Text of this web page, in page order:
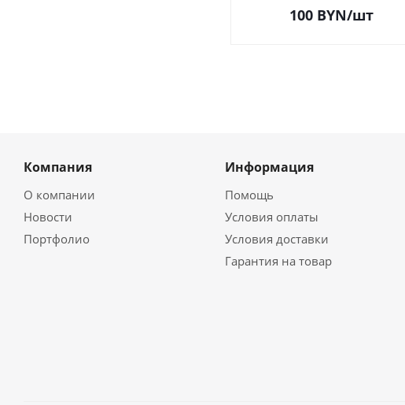
100 BYN/шт
Компания
О компании
Новости
Портфолио
Информация
Помощь
Условия оплаты
Условия доставки
Гарантия на товар